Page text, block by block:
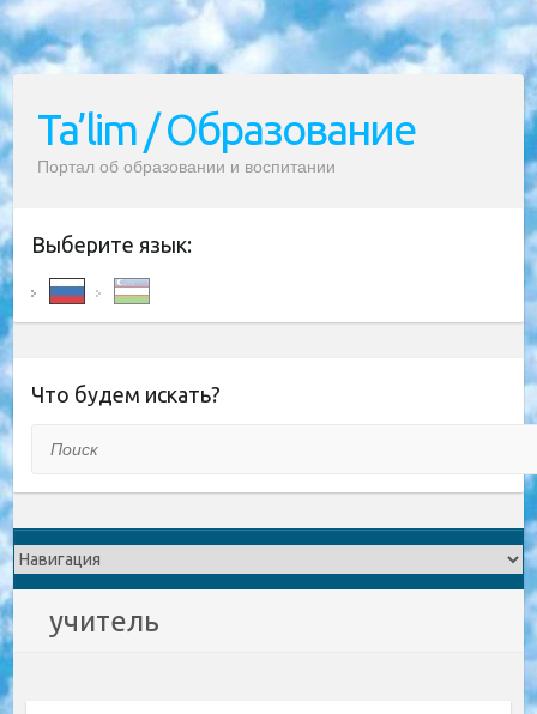
Ta’lim / Образование
Портал об образовании и воспитании
Выберите язык:
Что будем искать?
учитель